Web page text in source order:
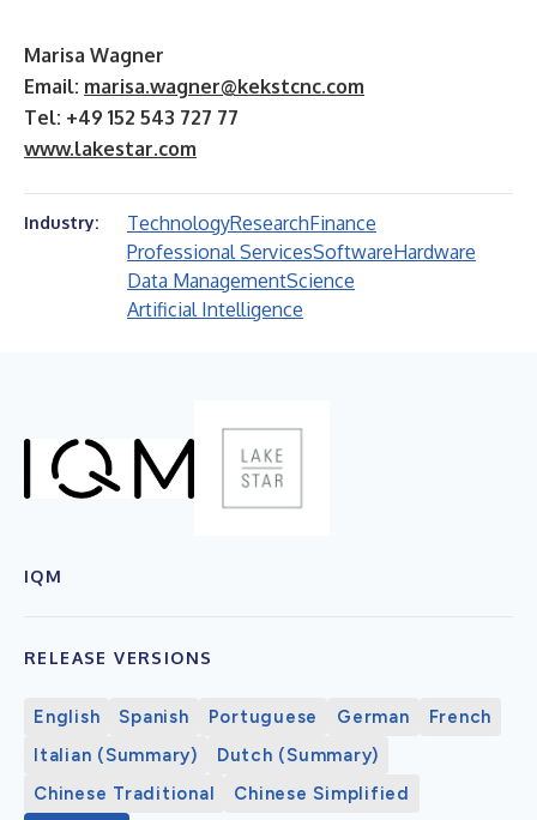
Marisa Wagner
Email: marisa.wagner@kekstcnc.com
Tel: +49 152 543 727 77
www.lakestar.com
Industry: TechnologyResearchFinance
Professional ServicesSoftwareHardware
Data ManagementScience
Artificial Intelligence
IQM
RELEASE VERSIONS
English Spanish Portuguese German
French
Italian (Summary)
Dutch (Summary)
Chinese Traditional
Chinese Simplified